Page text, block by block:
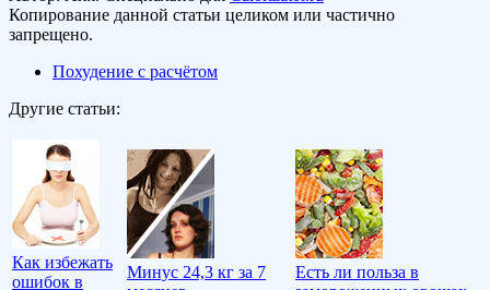
Копирование данной статьи целиком или частично
запрещено.
Похудение с расчётом
Другие статьи:
Как избежать
ошибок в
Минус 24,3 кг за 7
Есть ли польза в